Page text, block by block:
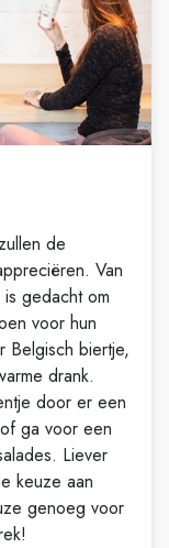
de
Van
gedacht om
voor hun
Belgisch biertje,
drank.
door er een
ga voor een
Liever
keuze aan
genoeg voor